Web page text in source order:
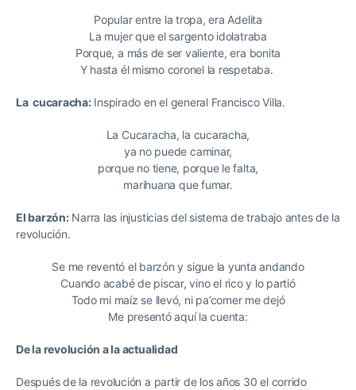
Popular entre la tropa, era Adelita
La mujer que el sargento idolatraba
Porque, a más de ser valiente, era bonita
Y hasta él mismo coronel la respetaba.
La cucaracha:Inspirado en el general Francisco Villa.
La Cucaracha, la cucaracha,
ya no puede caminar,
porque no tiene, porque le falta,
marihuana que fumar.
El barzón:Narra las injusticias del sistema de trabajo antes de la
revolución.
Se me reventó el barzón y sigue la yunta andando
Cuando acabé de piscar, vino el rico y lo partió
Todo mi maíz se llevó, ni pa’comer me dejó
Me presentó aquí la cuenta:
De la revolución a la actualidad
Después de la revolución a partir de los años 30 el corrido